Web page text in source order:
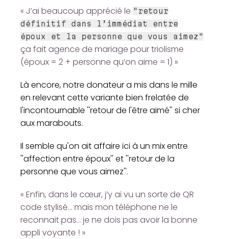
« J’ai beaucoup apprécié le "retour
définitif dans l’immédiat entre
époux et la personne que vous aimez"
ça fait agence de mariage pour triolisme
(époux = 2 + personne qu’on aime = 1) »
Là encore, notre donateur a mis dans le mille
en relevant cette variante bien frelatée de
l'incontournable ''retour de l'être aimé'' si cher
aux marabouts.
Il semble qu'on ait affaire ici à un mix entre
''affection entre époux'' et ''retour de la
personne que vous aimez''.
« Enfin, dans le cœur, j’y ai vu un sorte de QR
code stylisé... mais mon téléphone ne le
reconnait pas... je ne dois pas avoir la bonne
appli voyante ! »